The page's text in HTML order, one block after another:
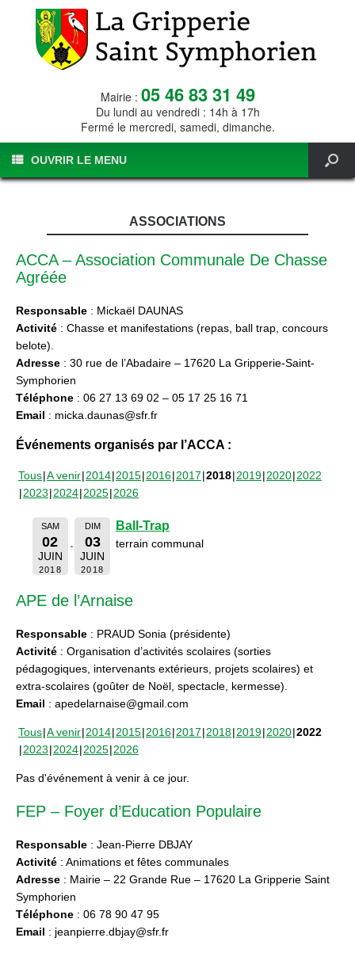
Mairie : 05 46 83 31 49
Du lundi au vendredi : 14h à 17h
Fermé le mercredi, samedi, dimanche.
OUVRIR LE MENU
ASSOCIATIONS
ACCA – Association Communale De Chasse
Agréée
Responsable : Mickaël DAUNAS
Activité : Chasse et manifestations (repas, ball trap, concours
belote).
Adresse : 30 rue de l’Abadaire – 17620 La Gripperie-Saint-
Symphorien
Téléphone : 06 27 13 69 02 – 05 17 25 16 71
Email : micka.daunas@sfr.fr
Événements organisés par l’ACCA :
Tous A venir 2014 2015 2016 2017 2018 2019 2020 2022
2023 2024 2025 2026
SAM
02
JUIN
2018
DIM
03
JUIN
2018
Ball-Trap
terrain communal
APE de l’Arnaise
Responsable : PRAUD Sonia (présidente)
Activité : Organisation d’activités scolaires (sorties
pédagogiques, intervenants extérieurs, projets scolaires) et
extra-scolaires (goûter de Noël, spectacle, kermesse).
Email : apedelarnaise@gmail.com
Tous A venir 2014 2015 2016 2017 2018 2019 2020 2022
2023 2024 2025 2026
Pas d'événement à venir à ce jour.
FEP – Foyer d’Education Populaire
Responsable : Jean-Pierre DBJAY
Activité : Animations et fêtes communales
Adresse : Mairie – 22 Grande Rue – 17620 La Gripperie Saint
Symphorien
Téléphone : 06 78 90 47 95
Email : jeanpierre.dbjay@sfr.fr